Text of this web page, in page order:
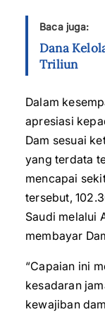
Baca juga:
Dana
Triliun
Dalam
apresiasi
Dam sesuai
yang terdata
mencapai
tersebut,
Saudi melalui
membayar
“Capaian ini
kesadaran
kewajiban